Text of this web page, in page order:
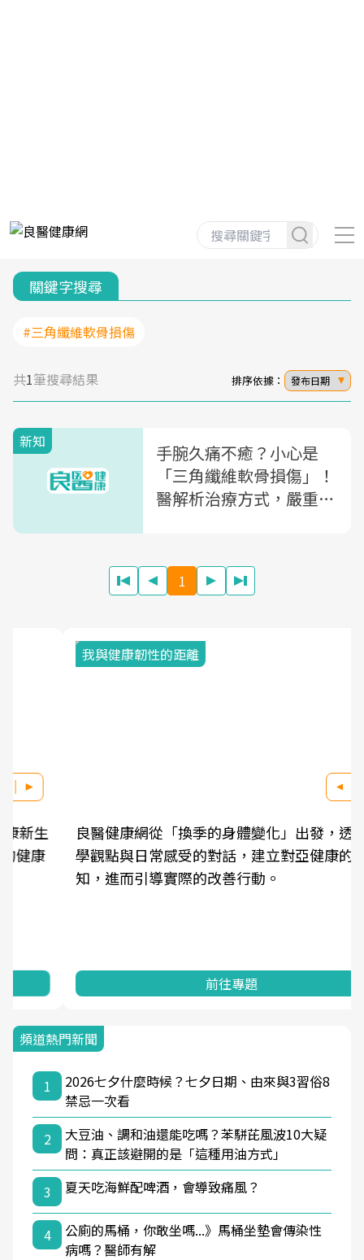
關鍵字搜尋
#三角纖維軟骨損傷
共1筆搜尋結果 排序依據： 發布日期
新知
手腕久痛不癒？小心是
「三角纖維軟骨損傷」！
醫解析治療方式，嚴重恐
1
我與健康韌性的距離
良醫健康網從「換季的身體變化」出發，透過醫
學觀點與日常感受的對話，建立對亞健康的認
知，進而引導實際的改善行動。
前往專題
頻道熱門新聞
1
2026七夕什麼時候？七夕日期、由來與3習俗8
禁忌一次看
2
大豆油、調和油還能吃嗎？苯駢芘風波10大疑
問：真正該避開的是「這種用油方式」
3
夏天吃海鮮配啤酒，會導致痛風？
4
公廁的馬桶，你敢坐嗎...》馬桶坐墊會傳染性
病嗎？醫師有解